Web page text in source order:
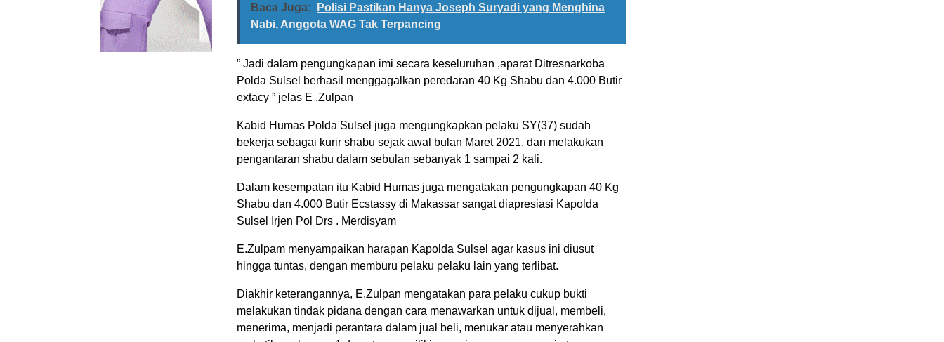
Baca Juga:
Polisi Pastikan Hanya Joseph Suryadi yang Menghina
Nabi, Anggota WAG Tak Terpancing
” Jadi dalam pengungkapan imi secara keseluruhan ,aparat Ditresnarkoba
Polda Sulsel berhasil menggagalkan peredaran 40 Kg Shabu dan 4.000 Butir
extacy ” jelas E .Zulpan
Kabid Humas Polda Sulsel juga mengungkapkan pelaku SY(37) sudah
bekerja sebagai kurir shabu sejak awal bulan Maret 2021, dan melakukan
pengantaran shabu dalam sebulan sebanyak 1 sampai 2 kali.
Dalam kesempatan itu Kabid Humas juga mengatakan pengungkapan 40 Kg
Shabu dan 4.000 Butir Ecstassy di Makassar sangat diapresiasi Kapolda
Sulsel Irjen Pol Drs . Merdisyam
E.Zulpam menyampaikan harapan Kapolda Sulsel agar kasus ini diusut
hingga tuntas, dengan memburu pelaku pelaku lain yang terlibat.
Diakhir keterangannya, E.Zulpan mengatakan para pelaku cukup bukti
melakukan tindak pidana dengan cara menawarkan untuk dijual, membeli,
menerima, menjadi perantara dalam jual beli, menukar atau menyerahkan